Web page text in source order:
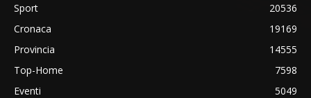
Sport
20536
Cronaca
19169
Provincia
14555
Top-Home
7598
Eventi
5049